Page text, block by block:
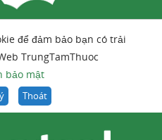
để đảm bảo bạn có trải
TrungTamThuoc
bảo mật
Thoát